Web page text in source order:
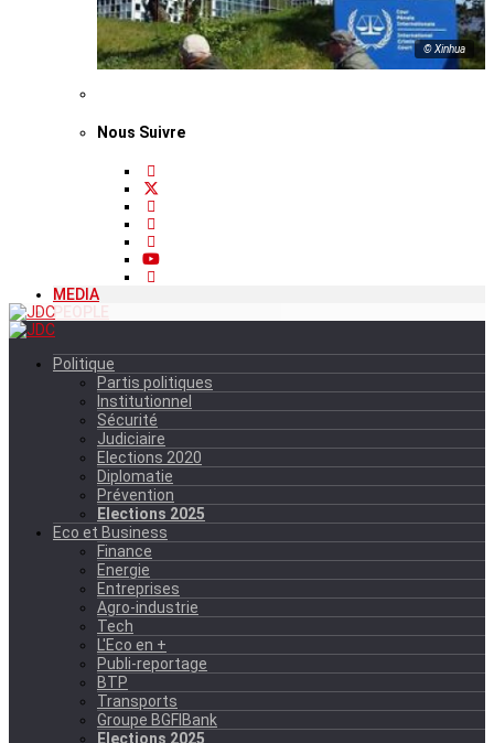
© Xinhua
Nous Suivre
MEDIA
PEOPLE
Politique
Partis politiques
Institutionnel
Sécurité
Judiciaire
Elections 2020
Diplomatie
Prévention
Elections 2025
Eco et Business
Finance
Energie
Entreprises
Agro-industrie
Tech
L'Eco en +
Publi-reportage
BTP
Transports
Groupe BGFIBank
Elections 2025